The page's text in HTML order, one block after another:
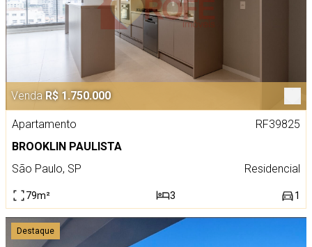
Venda R$ 1.750.000
Apartamento
RF39825
BROOKLIN PAULISTA
São Paulo, SP
Residencial
79m² 3 1
Destaque